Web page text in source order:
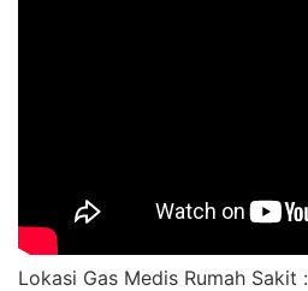
Lokasi Gas Medis Rumah Sakit :